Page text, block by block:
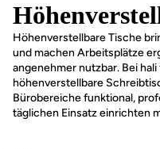
Höhenverstellbare Tische
und machen Arbeitsplätze
angenehmer nutzbar. Bei
höhenverstellbare
Bürobereiche funktional,
täglichen Einsatz einrichten